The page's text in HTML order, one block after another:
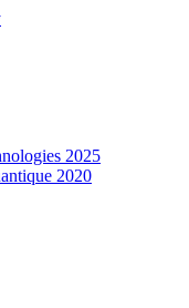
2025
2020